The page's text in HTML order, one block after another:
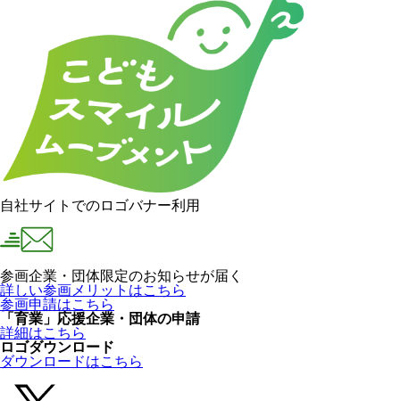
自社サイトでのロゴバナー利用
参画企業・団体限定のお知らせが届く
詳しい参画メリットはこちら
参画申請はこちら
「育業」応援企業・団体の申請
詳細はこちら
ロゴダウンロード
ダウンロードはこちら